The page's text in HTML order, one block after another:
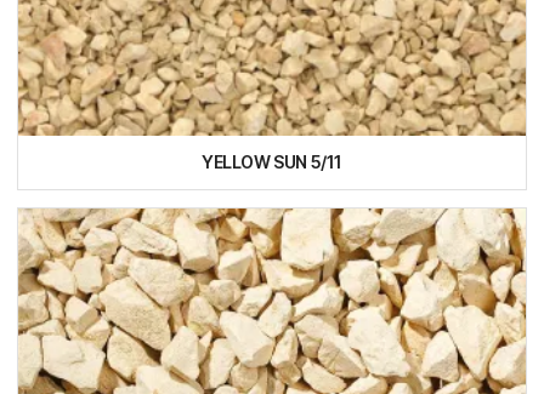
YELLOW SUN 5/11